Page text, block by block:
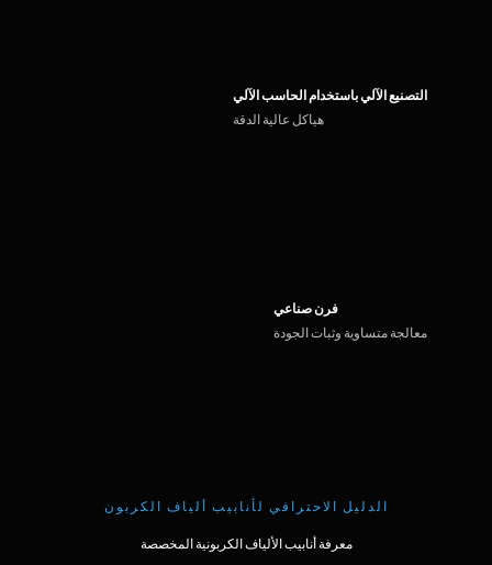
التصنيع الآلي باستخدام الحاسب الآلي
هياكل عالية الدقة
فرن صناعي
معالجة متساوية وثبات الجودة
الدليل الاحترافي لأنابيب ألياف الكربون
معرفة أنابيب الألياف الكربونية المخصصة